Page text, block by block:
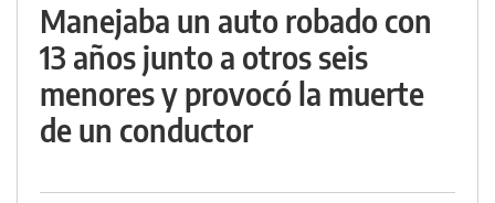
Manejaba un auto robado con
13 años junto a otros seis
menores y provocó la muerte
de un conductor